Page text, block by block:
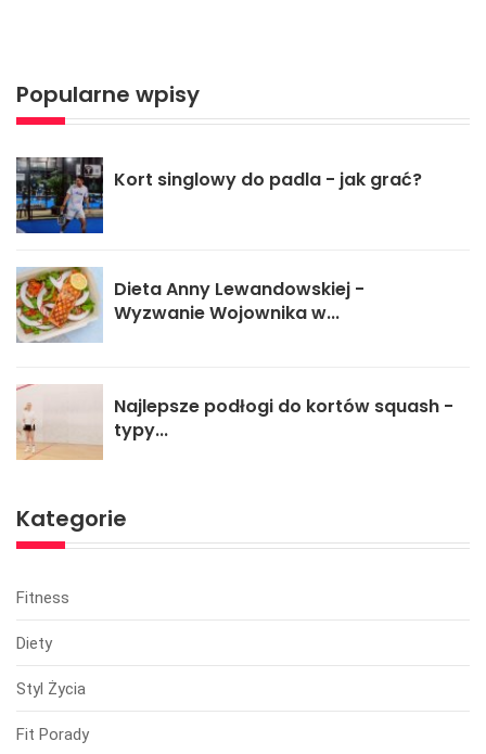
Popularne wpisy
Kort singlowy do padla - jak grać?
Dieta Anny Lewandowskiej -
Wyzwanie Wojownika w...
Najlepsze podłogi do kortów squash -
typy...
Kategorie
Fitness
Diety
Styl Życia
Fit Porady